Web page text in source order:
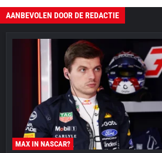
AANBEVOLEN DOOR DE REDACTIE
MAX IN NASCAR?